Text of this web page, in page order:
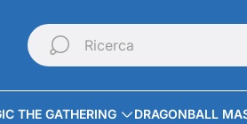
Ricerca
THE GATHERING DRAGONBALL